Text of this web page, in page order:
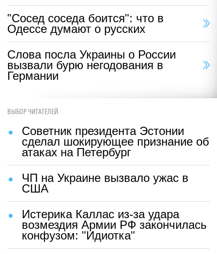
"Сосед соседа боится": что в
Одессе думают о русских
Слова посла Украины о России
вызвали бурю негодования в
Германии
ВЫБОР ЧИТАТЕЛЕЙ
Советник президента Эстонии
сделал шокирующее признание об
атаках на Петербург
ЧП на Украине вызвало ужас в
США
Истерика Каллас из-за удара
возмездия Армии РФ закончилась
конфузом: "Идиотка"